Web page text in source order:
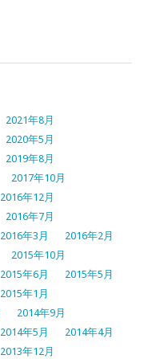
2021年8月
2020年5月
2019年8月
2017年10月
2016年12月
2016年7月
2016年3月
2016年2月
2015年10月
2015年6月
2015年5月
2015年1月
2014年9月
2014年5月
2014年4月
2013年12月